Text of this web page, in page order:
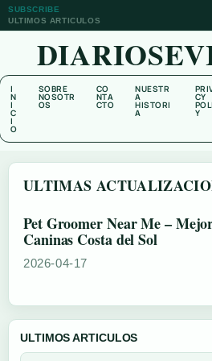
SUBSCRIBE
ULTIMOS ARTICULOS
I
N
I
C
I
O
SOBRE
NOSOTR
OS
CO
NTA
CTO
NUESTR
A
HISTORI
A
CY
Y
ULTIMAS
Pet Groomer Near Me –
Caninas Costa del Sol
2026-04-17
ULTIMOS ARTICULOS